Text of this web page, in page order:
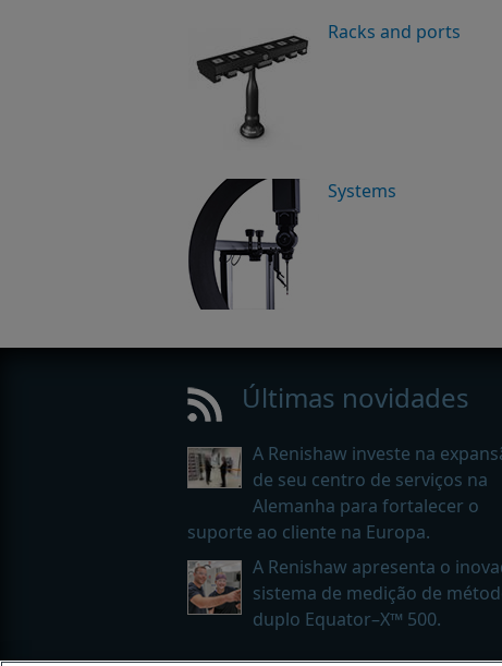
Racks and ports
Systems
Últimas novidades
A Renishaw investe na
de seu centro de serviços na
Alemanha para fortalecer o
suporte ao cliente na Europa.
A Renishaw apresenta o
sistema de medição de
duplo Equator–X™ 500.